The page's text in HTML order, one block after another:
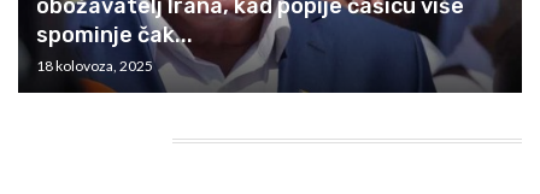
obožavatelj Irana, kad popije čašicu više
spominje čak...
18 kolovoza, 2025